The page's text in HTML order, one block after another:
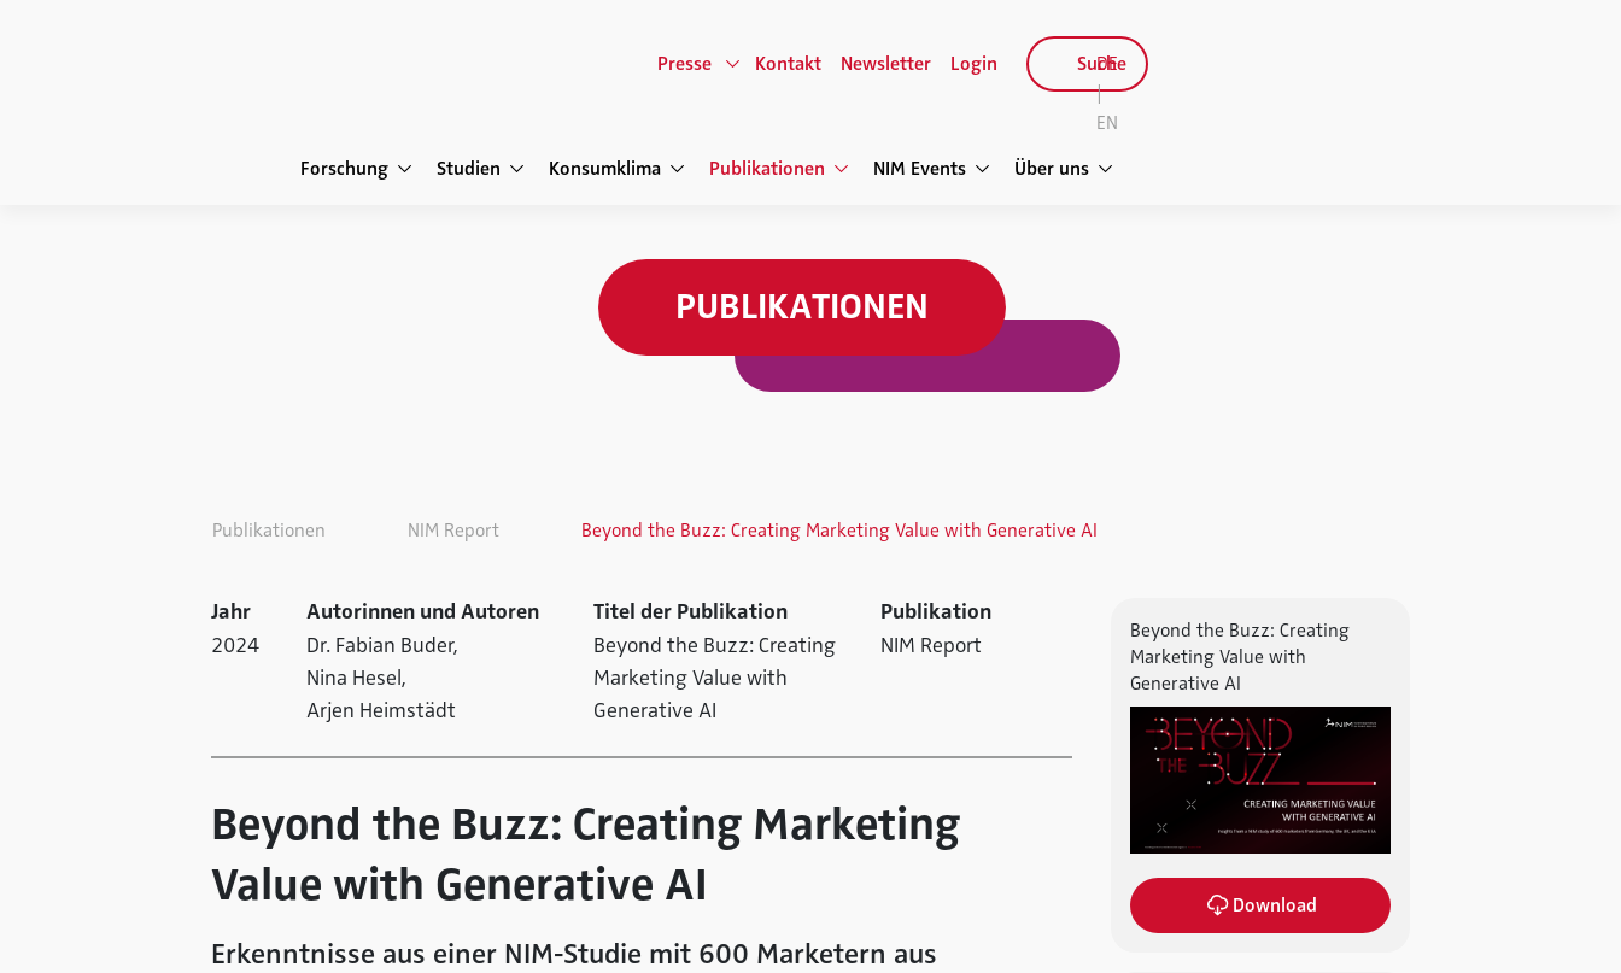
Forschung Studien Konsumklima Publikationen NIM Events Über uns
Presse Kontakt Newsletter Login Suche
DE
|
EN
PUBLIKATIONEN
Publikationen NIM Report Beyond the Buzz: Creating Marketing Value with Generative AI
Beyond the Buzz: Creating
Marketing Value with
Generative AI
Download
Jahr
2024
Autorinnen und Autoren
Dr. Fabian Buder,
Nina Hesel,
Arjen Heimstädt
Titel der Publikation
Beyond the Buzz: Creating
Marketing Value with
Generative AI
Publikation
NIM Report
Beyond the Buzz: Creating Marketing
Value with Generative AI
Erkenntnisse aus einer NIM-Studie mit 600 Marketern aus